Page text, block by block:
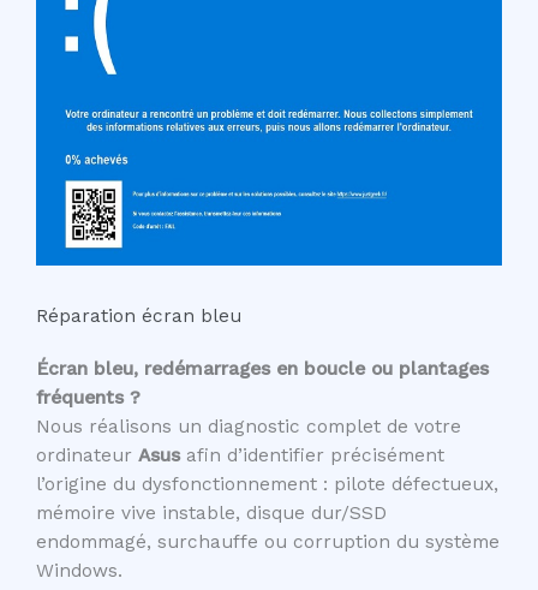
Réparation écran bleu
Écran bleu, redémarrages en boucle ou plantages
fréquents ?
Nous réalisons un diagnostic complet de votre
ordinateur Asusafin d’identifier précisément
l’origine du dysfonctionnement : pilote défectueux,
mémoire vive instable, disque dur/SSD
endommagé, surchauffe ou corruption du système
Windows.